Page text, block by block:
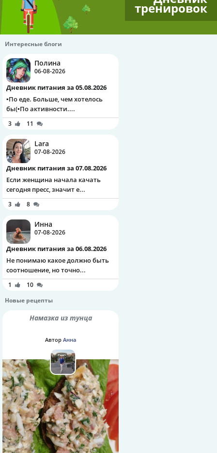
тренировок
Интересные блоги
Полина
06-08-2026
Дневник питания за 05.08.2026
▪️По еде. Больше, чем хотелось
бы(▪️По активности....
3 11
Lara
07-08-2026
Дневник питания за 07.08.2026
Если женщина начала качать
сегодня пресс, значит е...
3 8
Инна
07-08-2026
Дневник питания за 06.08.2026
Не понимаю какое должно быть
соотношение, но точно...
1
10
Новые рецепты
Намазка из тунца
Автор Анна